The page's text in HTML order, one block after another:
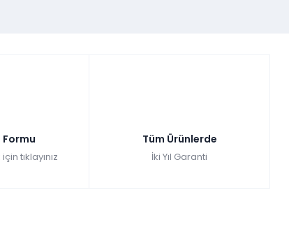
tıklayınız
Tüm Ürünlerde
İki Yıl Garanti